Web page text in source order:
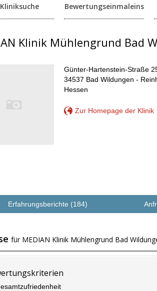
Kliniksuche Bewertungseinmaleins
Klinik Mühlengrund Bad
Günter-Hartenstein-Straße
34537 Bad Wildungen -
Hessen
Zur Homepage der Klinik
Erfahrungsberichte (184)
für MEDIAN Klinik Mühlengrund Bad